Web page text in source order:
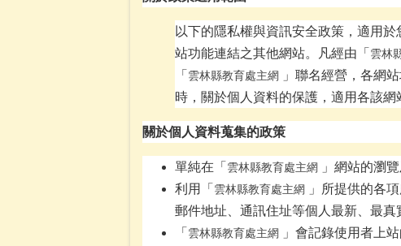
以下的隱私權與資訊安全政策，適用於
站功能連結之其他網站。凡經由「 雲林
「 雲林縣教育處主網 」聯名經營，各網
時，關於個人資料的保護，適用各該網
關於個人資料蒐集的政策
單純在「 雲林縣教育處主網 」網站的瀏
利用「 雲林縣教育處主網 」所提供的各
郵件地址、通訊住址等個人最新、最真
「 雲林縣教育處主網 」會記錄使用者上